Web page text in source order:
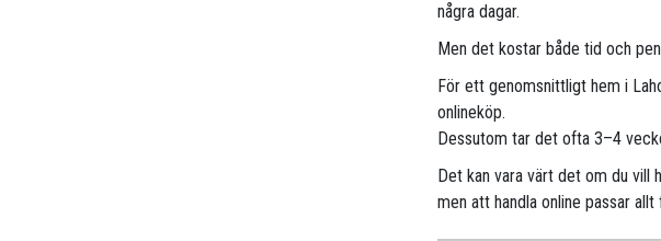
några dagar.
Men det kostar både tid och
För ett genomsnittligt hem i
onlineköp.
Dessutom tar det ofta 3–4
Det kan vara värt det om du vill
men att handla online passar